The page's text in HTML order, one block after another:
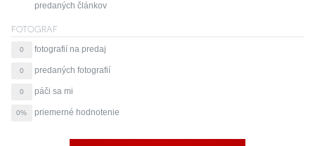
predaných článkov
FOTOGRAF
0 fotografií na predaj
0 predaných fotografií
0 páči sa mi
0% priemerné hodnotenie